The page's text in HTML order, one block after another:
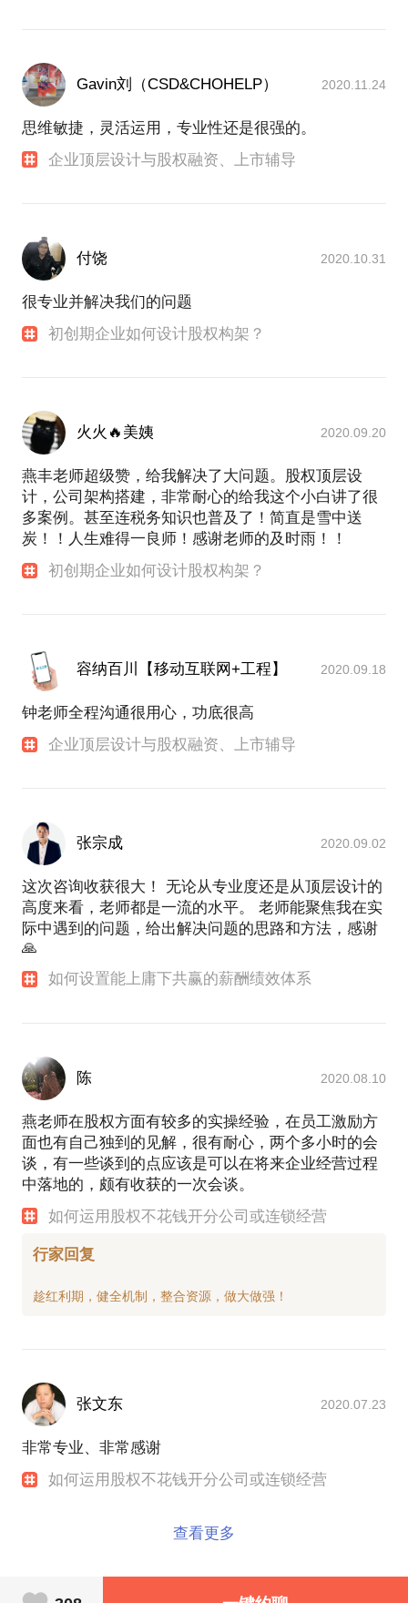
Gavin刘（CSD&CHOHELP） 2020.11.24
思维敏捷，灵活运用，专业性还是很强的。
企业顶层设计与股权融资、上市辅导
付饶 2020.10.31
很专业并解决我们的问题
初创期企业如何设计股权构架？
火火🔥美姨 2020.09.20
燕丰老师超级赞，给我解决了大问题。股权顶层设
计，公司架构搭建，非常耐心的给我这个小白讲了很
多案例。甚至连税务知识也普及了！简直是雪中送
炭！！人生难得一良师！感谢老师的及时雨！！
初创期企业如何设计股权构架？
容纳百川【移动互联网+工程】 2020.09.18
钟老师全程沟通很用心，功底很高
企业顶层设计与股权融资、上市辅导
张宗成 2020.09.02
这次咨询收获很大！ 无论从专业度还是从顶层设计的
高度来看，老师都是一流的水平。 老师能聚焦我在实
际中遇到的问题，给出解决问题的思路和方法，感谢
🙏
如何设置能上庸下共赢的薪酬绩效体系
陈 2020.08.10
燕老师在股权方面有较多的实操经验，在员工激励方
面也有自己独到的见解，很有耐心，两个多小时的会
谈，有一些谈到的点应该是可以在将来企业经营过程
中落地的，颇有收获的一次会谈。
如何运用股权不花钱开分公司或连锁经营
行家回复
张文东 2020.07.23
非常专业、非常感谢
如何运用股权不花钱开分公司或连锁经营
查看更多